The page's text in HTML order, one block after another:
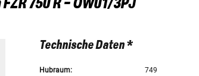
FZR 750 R - OW01/3PJ
Technische Daten *
Hubraum: 749